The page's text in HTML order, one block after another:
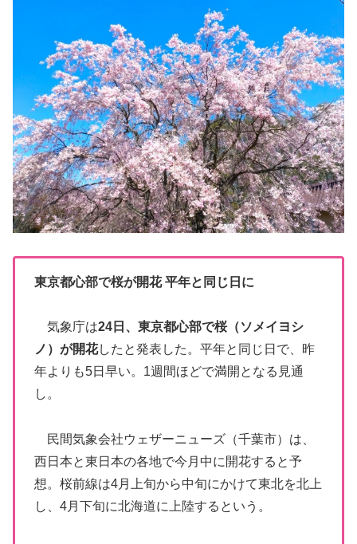
東京都心部で桜が開花 平年と同じ日に
気象庁は24日、東京都心部で桜（ソメイヨシ
ノ）が開花したと発表した。平年と同じ日で、昨
年よりも5日早い。1週間ほどで満開となる見通
し。
民間気象会社ウェザーニューズ（千葉市）は、
西日本と東日本の各地で今月中に開花すると予
想。桜前線は4月上旬から中旬にかけて東北を北上
し、4月下旬に北海道に上陸するという。